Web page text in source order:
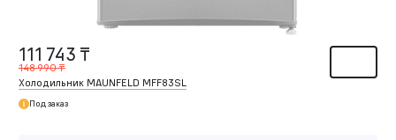
111 743 ₸
148 990 ₸
Холодильник MAUNFELD MFF83SL
Под заказ